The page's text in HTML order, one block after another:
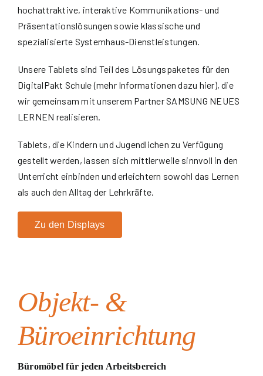
hochattraktive, interaktive Kommunikations- und
Präsentationslösungen sowie klassische und
spezialisierte Systemhaus-Dienstleistungen.
Unsere Tablets sind Teil des Lösungspaketes für den
DigitalPakt Schule (mehr Informationen dazu hier), die
wir gemeinsam mit unserem Partner SAMSUNG NEUES
LERNEN realisieren.
Tablets, die Kindern und Jugendlichen zu Verfügung
gestellt werden, lassen sich mittlerweile sinnvoll in den
Unterricht einbinden und erleichtern sowohl das Lernen
als auch den Alltag der Lehrkräfte.
Zu den Displays
Objekt- &
Büroeinrichtung
Büromöbel für jeden Arbeitsbereich